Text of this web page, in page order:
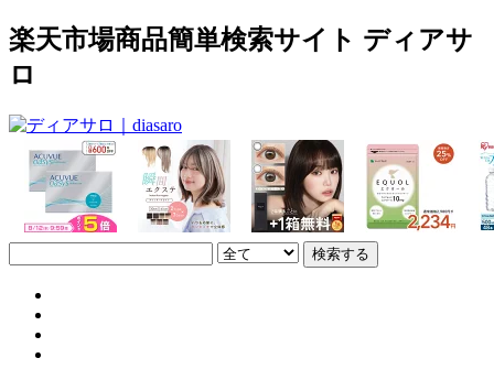
楽天市場商品簡単検索サイト ディアサ
ロ